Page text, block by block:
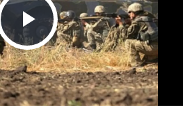
Play Video